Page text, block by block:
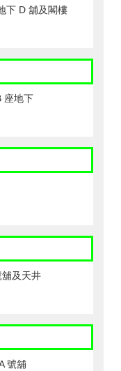
下 D 舖及閣樓
座地下
及天井
號舖